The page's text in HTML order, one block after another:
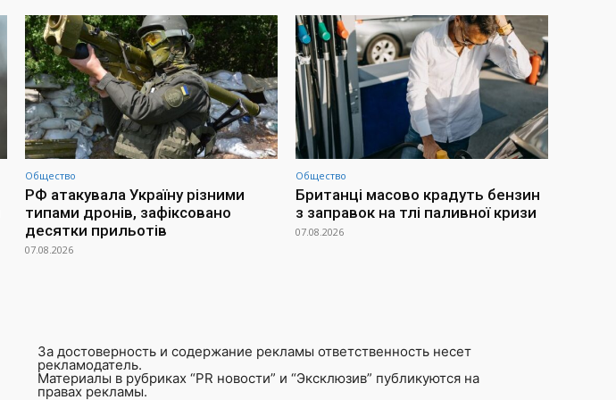
Общество
РФ атакувала Україну різними
типами дронів, зафіксовано
десятки прильотів
07.08.2026
Общество
Британці масово крадуть бензин
з заправок на тлі паливної кризи
07.08.2026
За достоверность и содержание рекламы ответственность несет
рекламодатель.
Материалы в рубриках “PR новости” и “Эксклюзив” публикуются на
правах рекламы.